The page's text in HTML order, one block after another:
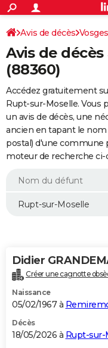
ACTUALITÉS
Politique
Société
Faits Divers
Education
Monde
Villes
+
SPORT
Coupe du monde 2026
Football
Tennis
Cyclisme
Rugby
Forum
FINANCE
Retraite
Impôts
Epargne
Immobilier
Risques naturels par ville
Banque
Assurance
Crédit
AUTO
Essais
Réserver un essai
Citadines
Berlines
SUV
Forum auto
+
HIGH-TECH
Mobiles
Meilleur smartphone
Internet
Ordinateurs
Jeux vidéo
Guide high-tech
+BRICOLAGE
Forum
Aménagement intérieur
Extérieur
Cuisine
Salle de bains
Jardinage
Rangement
WEEK-END
Guides de France
Escapades
Patrimoine
Expositions
Musées
Week-end nature
LIFESTYLE
Alimentation
Guide de la santé
Maladies
Médicaments
Sommeil
VOYAGE
Destinations
City break
Voyage nature
Voyage de noces
Forum
Climat
+PHOTO
GUIDES D'ACHAT
BONS PLANS
Avis de décès Vosges
Avis de
(88360)
Accédez gratuitement
Rupt-sur-Moselle. Vous
un avis de décès, une
ancien en tapant le
postal) d'une commune
moteur de recherche ci-
Didier
Créer une cagnotte
Naissance
05/02/1967 à
Décès
18/05/2026 à Rupt-sur-